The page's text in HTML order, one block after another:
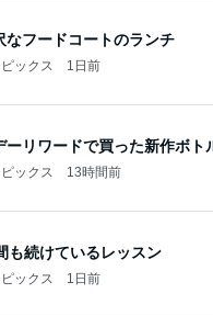
ーリワードで買った新作ボトル
ックス 13時間前
も続けているレッスン
ックス 1日前